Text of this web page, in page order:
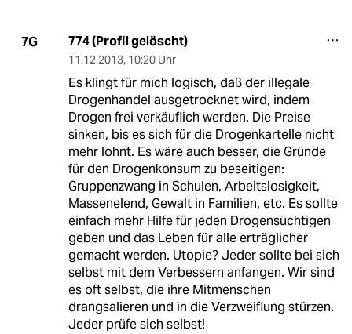
7G 774 (Profil gelöscht)
11.12.2013, 10:20 Uhr
Es klingt für mich logisch, daß der illegale
Drogenhandel ausgetrocknet wird, indem
Drogen frei verkäuflich werden. Die Preise
sinken, bis es sich für die Drogenkartelle nicht
mehr lohnt. Es wäre auch besser, die Gründe
für den Drogenkonsum zu beseitigen:
Gruppenzwang in Schulen, Arbeitslosigkeit,
Massenelend, Gewalt in Familien, etc. Es sollte
einfach mehr Hilfe für jeden Drogensüchtigen
geben und das Leben für alle erträglicher
gemacht werden. Utopie? Jeder sollte bei sich
selbst mit dem Verbessern anfangen. Wir sind
es oft selbst, die ihre Mitmenschen
drangsalieren und in die Verzweiflung stürzen.
Jeder prüfe sich selbst!